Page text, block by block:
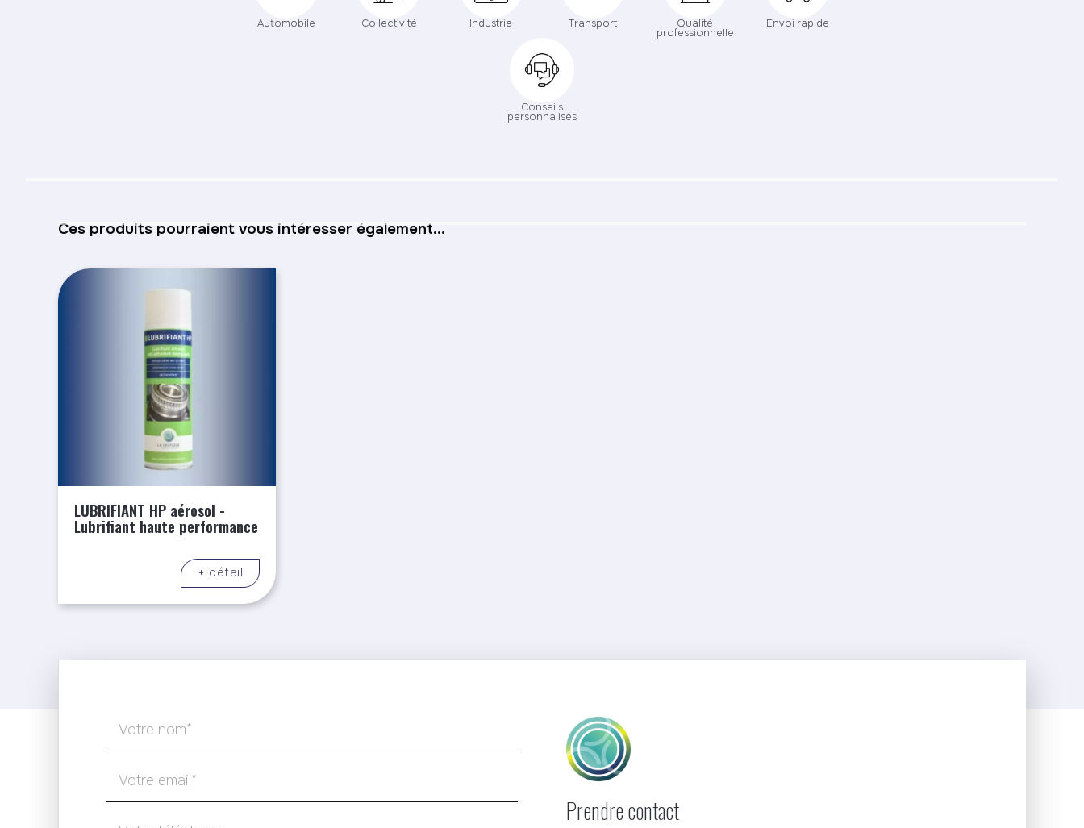
Automobile Collectivité Industrie Transport Qualité
professionnelle
Envoi rapide
Conseils
personnalisés
Ces produits pourraient vous intéresser également...
LUBRIFIANT HP aérosol -
Lubrifiant haute performance
+ détail
Prendre contact